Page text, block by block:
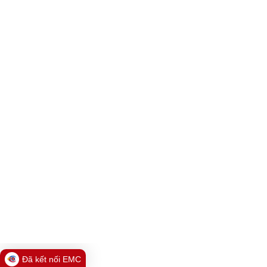
Đã kết nối EMC